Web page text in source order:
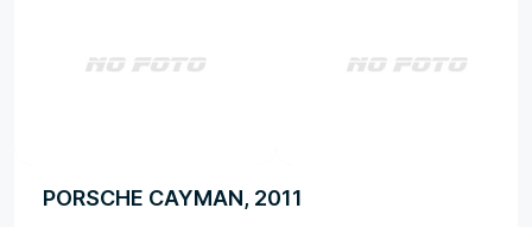
PORSCHE CAYMAN, 2011